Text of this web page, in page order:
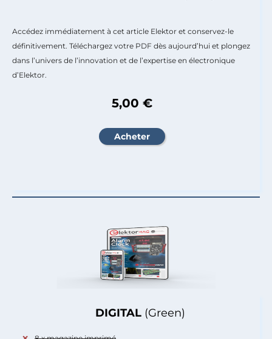
DIGITAL (Green)
Accédez immédiatement à cet article Elektor et conservez-le
définitivement. Téléchargez votre PDF dès aujourd’hui et plongez
dans l’univers de l’innovation et de l’expertise en électronique
d’Elektor.
5,00 €